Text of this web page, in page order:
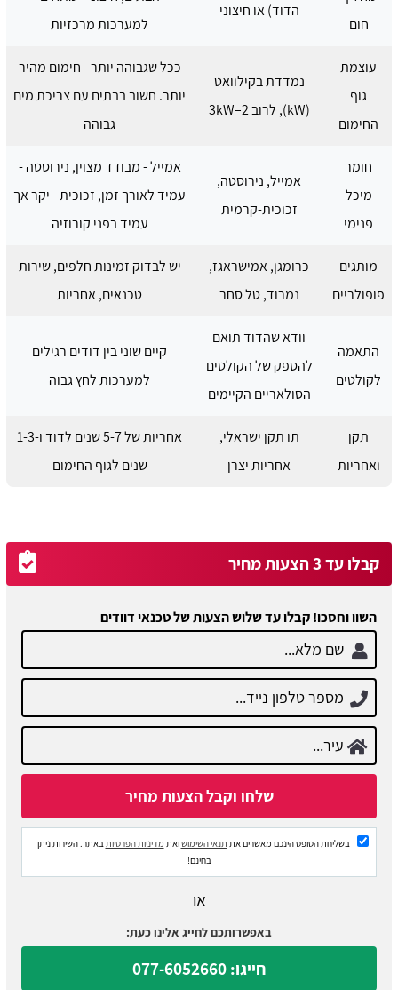
חום
הדוד) או חיצוני
למערכות מרכזיות
עוצמת
גוף
החימום
נמדדת בקילוואט
(kW), לרוב 2–3kW
ככל שגבוהה יותר - חימום מהיר
יותר. חשוב בבתים עם צריכת מים
גבוהה
חומר
מיכל
פנימי
אמייל, נירוסטה,
זכוכית-קרמית
אמייל - מבודד מצוין, נירוסטה -
עמיד לאורך זמן, זכוכית - יקר אך
עמיד בפני קורוזיה
מותגים
פופולריים
כרומגן, אמישראגז,
נמרוד, טל סחר
יש לבדוק זמינות חלפים, שירות
טכנאים, אחריות
התאמה
לקולטים
וודא שהדוד תואם
להספק של הקולטים
הסולאריים הקיימים
קיים שוני בין דודים רגילים
למערכות לחץ גבוה
תקן
ואחריות
תו תקן ישראלי,
אחריות יצרן
אחריות של 5-7 שנים לדוד ו-1-3
שנים לגוף החימום
קבלו עד 3 הצעות מחיר
השוו וחסכו! קבלו עד שלוש הצעות של טכנאי דוודים
בשליחת הטופס הינכם מאשרים את תנאי השימושואת מדיניות הפרטיותבאתר. השירות ניתן
בחינם!
או
באפשרותכם לחייג אלינו כעת:
חייגו: 077-6052660